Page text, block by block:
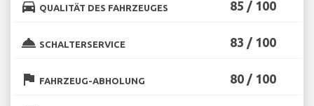
directions_car QUALITÄT DES FAHRZEUGES 85 / 100
room_service SCHALTERSERVICE 83 / 100
flag FAHRZEUG-ABHOLUNG 80 / 100